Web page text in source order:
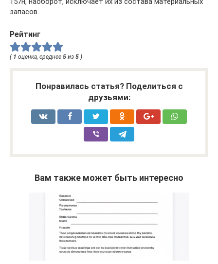
запасов.
Рейтинг
( 1 оценка, среднее 5 из 5 )
Понравилась статья? Поделиться с
друзьями:
Вам также может быть интересно